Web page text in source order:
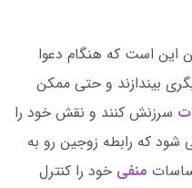
این است که هنگام دعوا
بیندازند و حتی ممکن
سرزنش کنند و نقش خود را
شود که رابطه زوجین رو به
منفی خود را کنترل